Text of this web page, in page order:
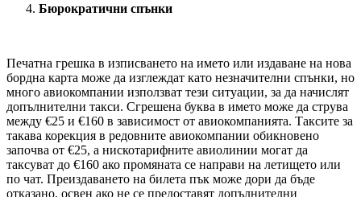
Бюрократични спънки
Печатна грешка в изписването на името или издаване на нова
бордна карта може да изглеждат като незначителни спънки, но
много авиокомпании използват тези ситуации, за да начислят
допълнителни такси. Сгрешена буква в името може да струва
между €25 и €160 в зависимост от авиокомпанията. Таксите за
такава корекция в редовните авиокомпании обикновено
започва от €25, а нискотарифните авиолинии могат да
таксуват до €160 ако промяната се направи на летището или
по чат. Преиздаването на билета пък може дори да бъде
отказано, освен ако не се предоставят допълнителни